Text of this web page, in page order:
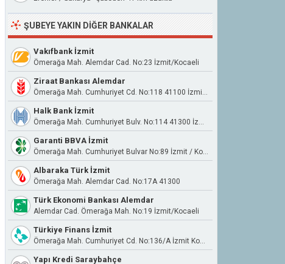
ŞUBEYE YAKIN DIĞER BANKALAR
Vakıfbank İzmit
Ömerağa Mah. Alemdar Cad. No:23 İzmit/Kocaeli
Ziraat Bankası Alemdar
Ömerağa Mah. Cumhuriyet Cd. No:118 41100 İzmit Kocaeli
Halk Bank İzmit
Ömerağa Mah. Cumhuriyet Bulv. No:114 41300 İzmit
Garanti BBVA İzmit
Ömerağa Mah. Cumhuriyet Bulvar No:89 İzmit / Kocaeli
Albaraka Türk İzmit
Ömerağa Mah. Alemdar Cad. No:17A 41300
Türk Ekonomi Bankası Alemdar
Alemdar Cad. Ömerağa Mah. No:19 İzmit/Kocaeli
Türkiye Finans İzmit
Ömerağa Mah. Cumhuriyet Cd. No:136/A İzmit Kocaeli
Yapı Kredi Saraybahçe